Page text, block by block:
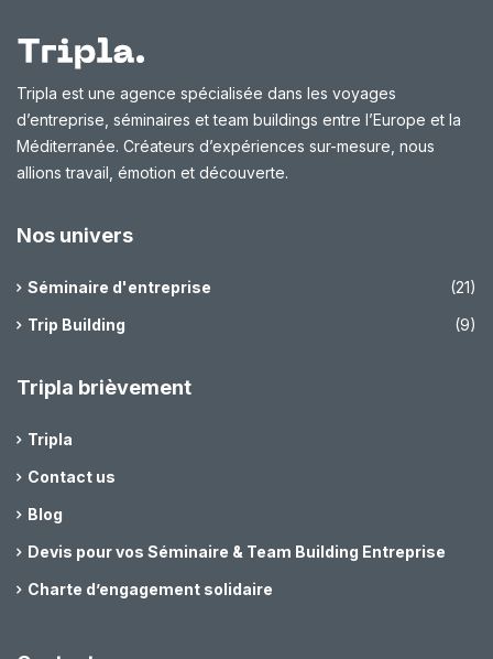
Tripla est une agence spécialisée dans les voyages
d’entreprise, séminaires et team buildings entre l’Europe et la
Méditerranée. Créateurs d’expériences sur-mesure, nous
allions travail, émotion et découverte.
Nos univers
Séminaire d'entreprise
(21)
Trip Building
(9)
Tripla brièvement
Tripla
Contact us
Blog
Devis pour vos Séminaire & Team Building Entreprise
Charte d’engagement solidaire